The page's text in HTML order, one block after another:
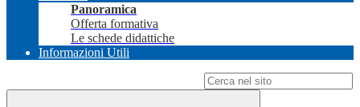
Panoramica
Offerta formativa
Le schede didattiche
Informazioni Utili